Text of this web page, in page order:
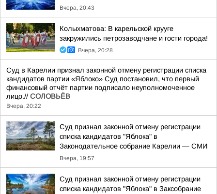
Вчера, 20:43
Колыхматова: В карельской крууге
закружились петрозаводчане и гости города!
Вчера, 20:28
Суд в Карелии признал законной отмену регистрации списка
кандидатов партии «Яблоко» Суд постановил, что первый
финансовый отчёт партии подписало неуполномоченное
лицо.// СОЛОВЬЁВ
Вчера, 20:22
Суд признал законной отмену регистрации
списка кандидатов "Яблока" в
Законодательное собрание Карелии — СМИ
Вчера, 19:57
Суд признал законной отмену регистрации
списка кандидатов "Яблока" в Заксобрание